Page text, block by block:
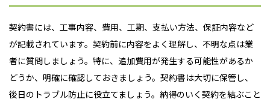
契約書には、工事内容、費用、工期、支払い方法、保証内容など
が記載されています。契約前に内容をよく理解し、不明な点は業
者に質問しましょう。特に、追加費用が発生する可能性があるか
どうか、明確に確認しておきましょう。契約書は大切に保管し、
後日のトラブル防止に役立てましょう。納得のいく契約を結ぶこと